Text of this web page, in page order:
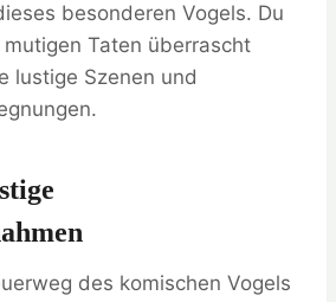
besonderen Vogels. Du
Taten überrascht
lustige Szenen und
des komischen Vogels